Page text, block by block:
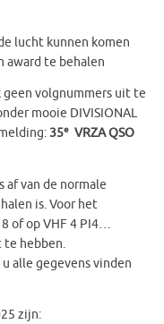
lucht kunnen komen
award te behalen
geen volgnummers uit te
mooie DIVISIONAL
35e VRZA QSO
van de normale
is. Voor het
of op VHF 4 PI4…
te hebben.
alle gegevens vinden
zijn: